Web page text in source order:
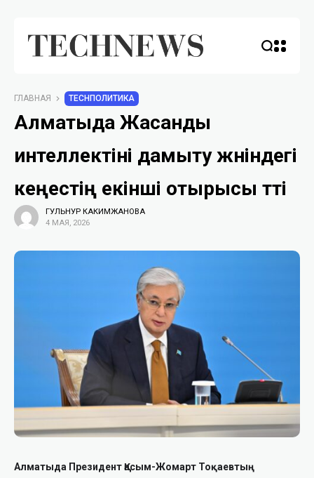
ГЛАВНАЯ TECHПОЛИТИКА
Алматыда Жасанды
интеллектіні дамыту жөніндегі
кеңестің екінші отырысы өтті
ГУЛЬНУР КАКИМЖАНОВА
4 МАЯ, 2026
Алматыда Президент Қасым-Жомарт Тоқаевтың